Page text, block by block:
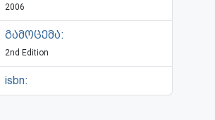
2006
გამოცემა:
2nd Edition
isbn: